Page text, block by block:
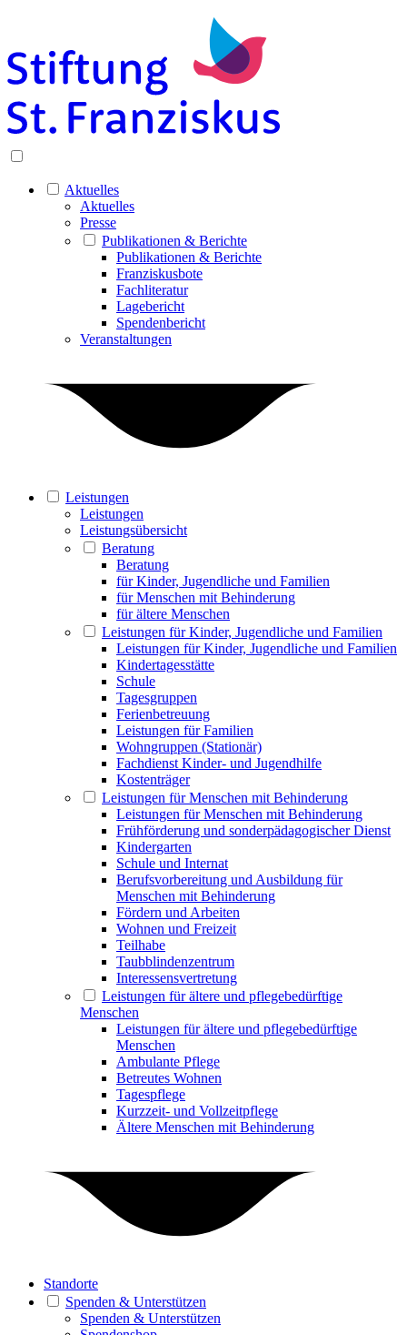
Aktuelles
Aktuelles
Presse
Publikationen & Berichte
Publikationen & Berichte
Franziskusbote
Fachliteratur
Lagebericht
Spendenbericht
Veranstaltungen
Leistungen
Leistungen
Leistungsübersicht
Beratung
Beratung
für Kinder, Jugendliche und Familien
für Menschen mit Behinderung
für ältere Menschen
Leistungen für Kinder, Jugendliche und Familien
Leistungen für Kinder, Jugendliche und Familien
Kindertagesstätte
Schule
Tagesgruppen
Ferienbetreuung
Leistungen für Familien
Wohngruppen (Stationär)
Fachdienst Kinder- und Jugendhilfe
Kostenträger
Leistungen für Menschen mit Behinderung
Leistungen für Menschen mit Behinderung
Frühförderung und sonderpädagogischer Dienst
Kindergarten
Schule und Internat
Berufsvorbereitung und Ausbildung für
Menschen mit Behinderung
Fördern und Arbeiten
Wohnen und Freizeit
Teilhabe
Taubblindenzentrum
Interessensvertretung
Leistungen für ältere und pflegebedürftige
Menschen
Leistungen für ältere und pflegebedürftige
Menschen
Ambulante Pflege
Betreutes Wohnen
Tagespflege
Kurzzeit- und Vollzeitpflege
Ältere Menschen mit Behinderung
Standorte
Spenden & Unterstützen
Spenden & Unterstützen